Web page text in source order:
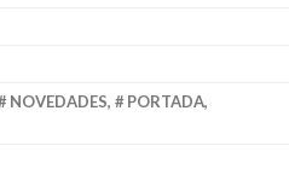
NOVEDADES, PORTADA,